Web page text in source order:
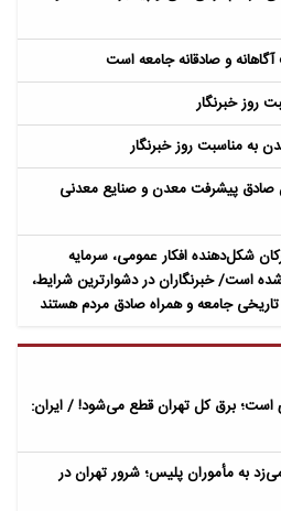
و صادقانه جامعه است
روز خبرنگار
به مناسبت روز خبرنگار
صادق پیشرفت معدن و صنایع معدنی
شکل‌دهنده افکار عمومی، سرمایه
است/ خبرنگاران در دشوارترین شرایط،
تاریخی جامعه و همراه صادق مردم هستند
است؛ برق کل تهران قطع می‌شود! / ایران:
به مأموران پلیس؛ شرور تهران در